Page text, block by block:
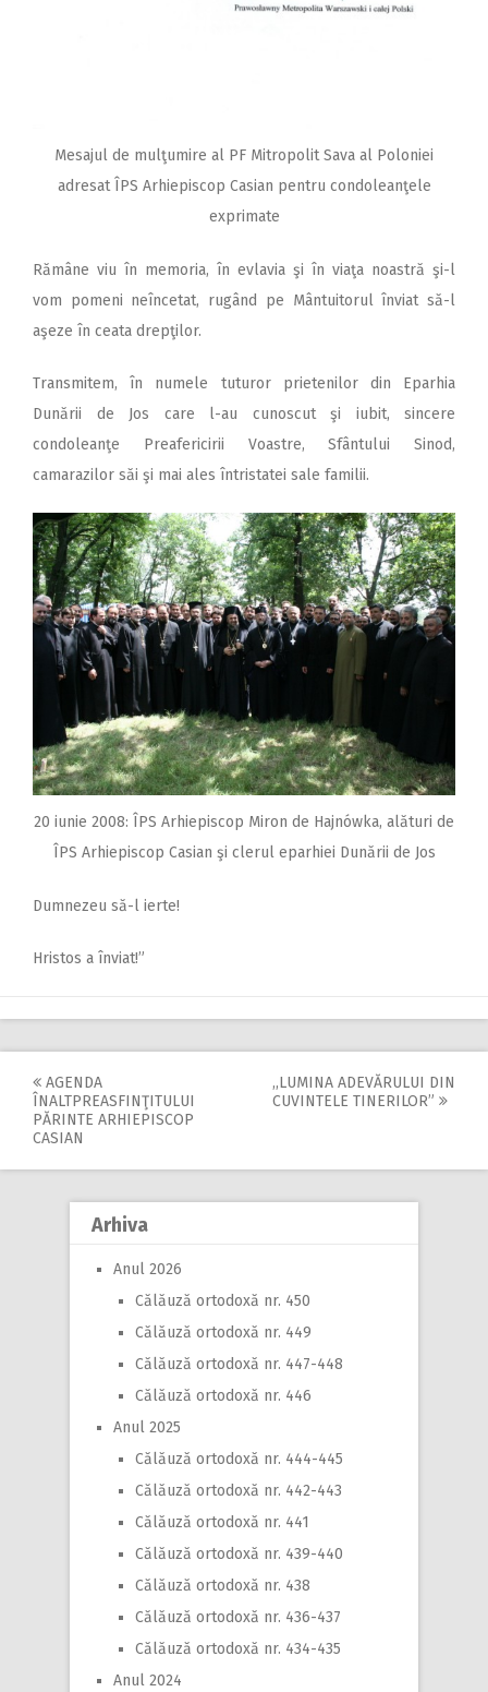
Mesajul de mulţumire al PF Mitropolit Sava al Poloniei
adresat ÎPS Arhiepiscop Casian pentru condoleanţele
exprimate
Rămâne viu în memoria, în evlavia şi în viaţa noastră şi-l
vom pomeni neîncetat, rugând pe Mântuitorul înviat să-l
aşeze în ceata drepţilor.
Transmitem, în numele tuturor prietenilor din Eparhia
Dunării de Jos care l-au cunoscut şi iubit, sincere
condoleanţe Preafericirii Voastre, Sfântului Sinod,
camarazilor săi şi mai ales întristatei sale familii.
20 iunie 2008: ÎPS Arhiepiscop Miron de Hajnówka, alături de
ÎPS Arhiepiscop Casian şi clerul eparhiei Dunării de Jos
Dumnezeu să-l ierte!
Hristos a înviat!”
Post
navigation
AGENDA
ÎNALTPREASFINŢITULUI
PĂRINTE ARHIEPISCOP
CASIAN
,,LUMINA ADEVĂRULUI DIN
CUVINTELE TINERILOR”
Arhiva
Anul 2026
Călăuză ortodoxă nr. 450
Călăuză ortodoxă nr. 449
Călăuză ortodoxă nr. 447-448
Călăuză ortodoxă nr. 446
Anul 2025
Călăuză ortodoxă nr. 444-445
Călăuză ortodoxă nr. 442-443
Călăuză ortodoxă nr. 441
Călăuză ortodoxă nr. 439-440
Călăuză ortodoxă nr. 438
Călăuză ortodoxă nr. 436-437
Călăuză ortodoxă nr. 434-435
Anul 2024